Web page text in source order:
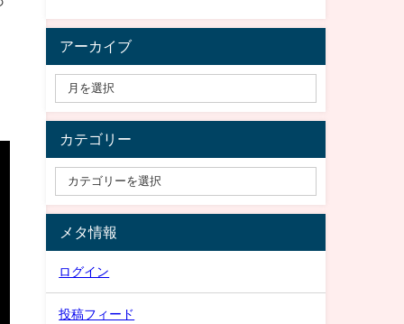
アーカイブ
カテゴリー
メタ情報
ログイン
投稿フィード